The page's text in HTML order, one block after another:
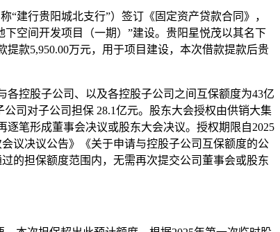
建行贵阳城北支行”）签订《固定资产贷款合同》，
空间开发项目（一期）”建设。贵阳星悦茂以其名下
款5,950.00万元，用于项目建设，本次借款提款后贵
控股子公司、以及各控股子公司之间互保额度为43亿
司对子公司担保 28.1亿元。股东大会授权由供销大集
笔形成董事会决议或股东大会决议。授权期限自2025
议决议公告》《关于申请与控股子公司互保额度的公
的担保额度范围内，无需再次提交公司董事会或股东